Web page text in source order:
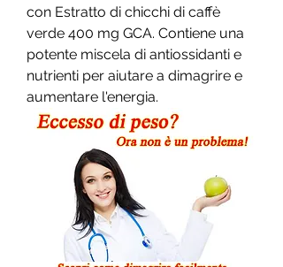
con Estratto di chicchi di caffè
verde 400 mg GCA. Contiene una
potente miscela di antiossidanti e
nutrienti per aiutare a dimagrire e
aumentare l'energia.